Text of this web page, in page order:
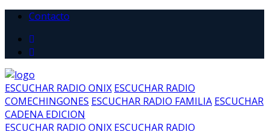
Contacto
ESCUCHAR RADIO ONIX ESCUCHAR RADIO
COMECHINGONES ESCUCHAR RADIO FAMILIA ESCUCHAR
CADENA EDICION
ESCUCHAR RADIO ONIX ESCUCHAR RADIO